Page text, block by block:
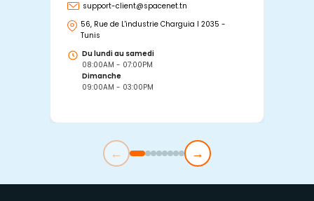
support-client@spacenet.tn
56, Rue de L'industrie Charguia I 2035 -
Tunis
Du lundi au samedi
08:00AM - 07:00PM
Dimanche
09:00AM - 03:00PM
← →